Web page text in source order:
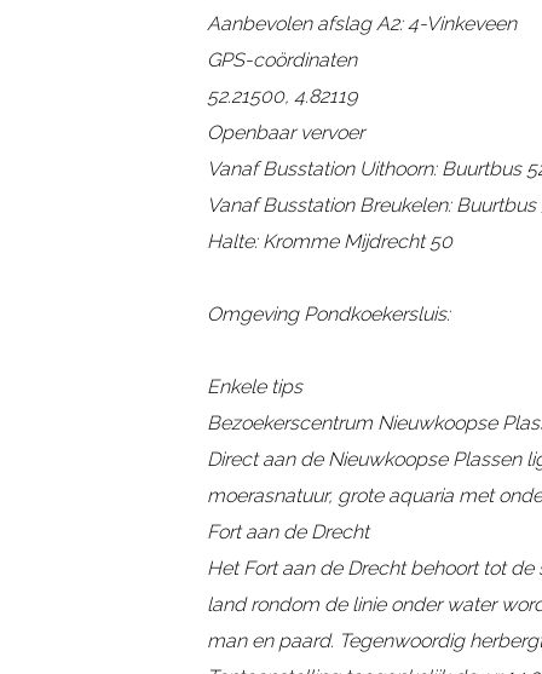
s
k
o
e
k
e
r
l
s
n
d
s
k
o
e
k
r
u
i
s
n
d
s
k
o
e
k
r
u
s
Aanbevolen afslag A2: 4-Vinkeveen
GPS-coördinaten
52.21500, 4.82119
Openbaar vervoer
Vanaf Busstation Uithoorn: Buurtbus
Vanaf Busstation Breukelen:
Halte: Kromme Mijdrecht 50
Omgeving Pondkoekersluis:
Enkele tips
Bezoekerscentrum Nieuwkoopse
Direct aan de Nieuwkoopse Plassen
moerasnatuur, grote aquaria met
Fort aan de Drecht
Het Fort aan de Drecht behoort tot
land rondom de linie onder water
man en paard. Tegenwoordig